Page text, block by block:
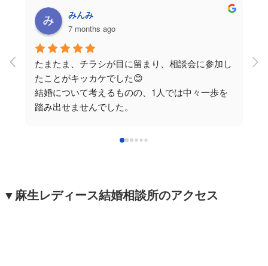
みんみ
7 months ago
たまたま、チラシが目に留まり、相談会に参加し
たことがキッカケでした😊
結婚について考えるものの、1人では中々一歩を
踏み出せませんでした。
婚活は誰と共にするか、本当にこの一言に尽きる
▼麻生レディース結婚相談所のアクセス